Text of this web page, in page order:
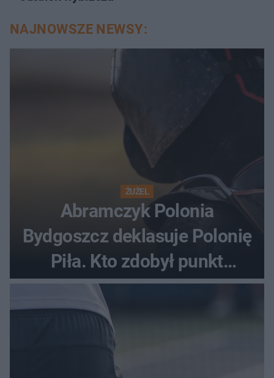
NAJNOWSZE NEWSY:
ŻUŻEL
Abramczyk Polonia
Bydgoszcz deklasuje Polonię
Piła. Kto zdobył punkt
bonusowy?